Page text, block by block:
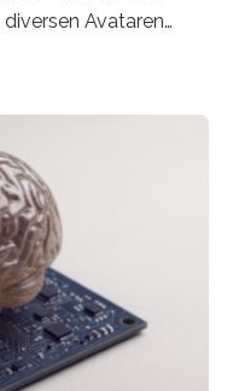
Avataren
Euro. Dabei
KI-gestützte
für realistische
und
Avatare zu
eine ganzheitliche
Gestik